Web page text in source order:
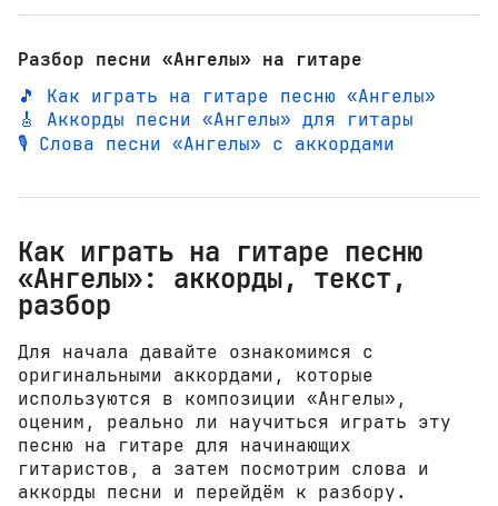
Разбор песни «Ангелы» на гитаре
🎵 Как играть на гитаре песню «Ангелы»
🎸 Аккорды песни «Ангелы» для гитары
🎙️ Слова песни «Ангелы» с аккордами
Как играть на гитаре песню
«Ангелы»: аккорды, текст,
разбор
Для начала давайте ознакомимся с
оригинальными аккордами, которые
используются в композиции «Ангелы»,
оценим, реально ли научиться играть эту
песню на гитаре для начинающих
гитаристов, а затем посмотрим слова и
аккорды песни и перейдём к разбору.